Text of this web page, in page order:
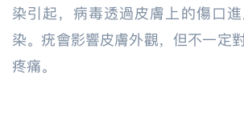
染引起，病毒透過皮膚上的傷口
染。疣會影響皮膚外觀，但不一定
疼痛。